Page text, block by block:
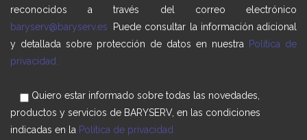
reconocidos a través del correo electrónico
baryserv@baryserv.es
Puede consultar la información adicional
y detallada sobre protección de datos en nuestra
Política de
privacidad.
Quiero estar informado sobre todas las novedades,
productos y servicios de BARYSERV, en las condiciones
indicadas en la Política de privacidad